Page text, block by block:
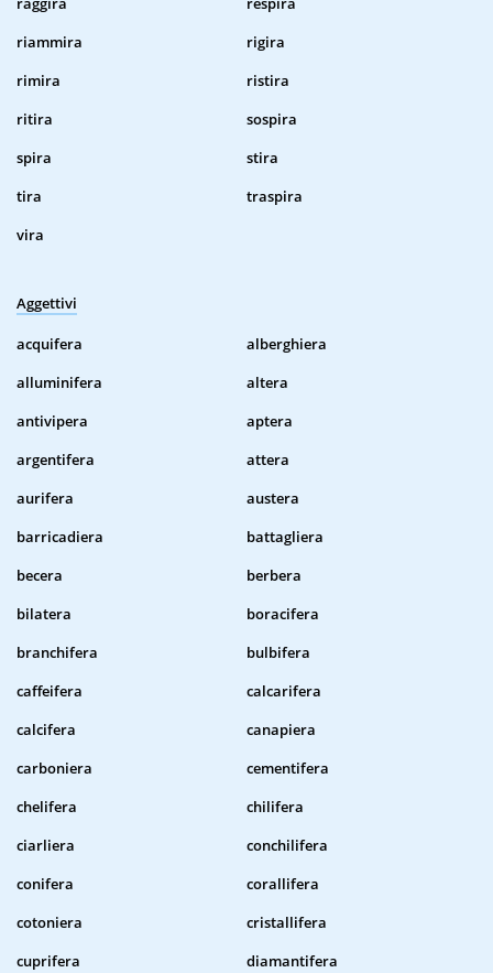
riammira
rigira
rimira
ristira
ritira
sospira
spira
stira
tira
traspira
vira
Aggettivi
acquifera
alberghiera
alluminifera
altera
antivipera
aptera
argentifera
attera
aurifera
austera
barricadiera
battagliera
becera
berbera
bilatera
boracifera
branchifera
bulbifera
caffeifera
calcarifera
calcifera
canapiera
carboniera
cementifera
chelifera
chilifera
ciarliera
conchilifera
conifera
corallifera
cotoniera
cristallifera
cuprifera
diamantifera